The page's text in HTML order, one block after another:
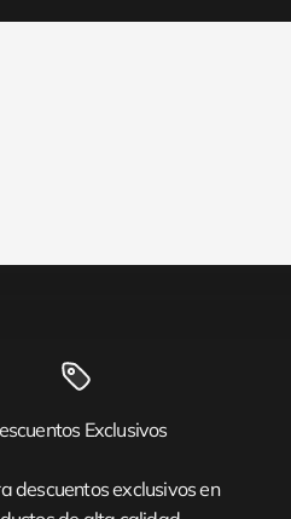
Exclusivos
descuentos exclusivos en